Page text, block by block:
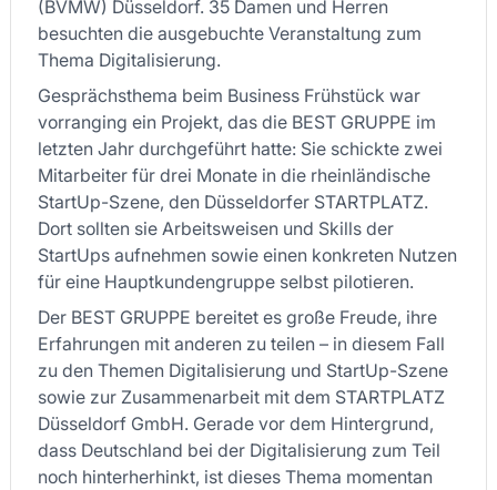
(BVMW) Düsseldorf. 35 Damen und Herren
besuchten die ausgebuchte Veranstaltung zum
Thema Digitalisierung.
Gesprächsthema beim Business Frühstück war
vorranging ein Projekt, das die BEST GRUPPE im
letzten Jahr durchgeführt hatte: Sie schickte zwei
Mitarbeiter für drei Monate in die rheinländische
StartUp-Szene, den Düsseldorfer STARTPLATZ.
Dort sollten sie Arbeitsweisen und Skills der
StartUps aufnehmen sowie einen konkreten Nutzen
für eine Hauptkundengruppe selbst pilotieren.
Der BEST GRUPPE bereitet es große Freude, ihre
Erfahrungen mit anderen zu teilen – in diesem Fall
zu den Themen Digitalisierung und StartUp-Szene
sowie zur Zusammenarbeit mit dem STARTPLATZ
Düsseldorf GmbH. Gerade vor dem Hintergrund,
dass Deutschland bei der Digitalisierung zum Teil
noch hinterherhinkt, ist dieses Thema momentan